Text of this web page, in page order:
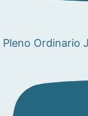
Pleno Ordinario